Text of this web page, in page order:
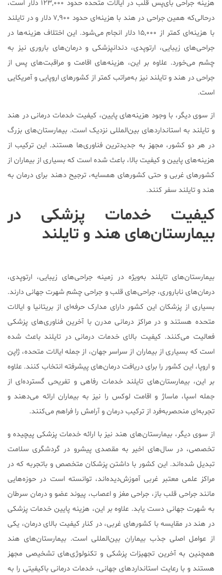
هزینه جراحی بای‌پس قلب در ایالات متحده حدود ۱۲۳,۰۰۰ دلار است،
درحالی‌که همین جراحی در هند با هزینه‌ای حدود ۷,۹۰۰ دلار و در تایلند
با هزینه‌ای کمتر از ۱۵,۰۰۰ دلار انجام می‌شود. این اختلاف هزینه‌ها در
جراحی‌های زیبایی، ارتوپدی، دندانپزشکی و درمان‌های باروری نیز به
چشم می‌خورد. علاوه بر این، هزینه‌های اقامت و مراقبت‌های پس از
جراحی در هند و تایلند نیز به‌مراتب کمتر از کشورهای اروپایی و آمریکایی
است.
از سوی دیگر، با وجود هزینه‌های پایین، کیفیت خدمات درمانی در هند
و تایلند به استانداردهای بین‌المللی نزدیک است. بیمارستان‌های بزرگ
در هر دو کشور، مجهز به جدیدترین فناوری‌ها هستند. این ترکیب از
هزینه‌های پایین و کیفیت بالا، باعث شده است که بسیاری از بیماران از
کشورهای غربی و حتی کشورهای همسایه، ترجیح دهند برای درمان به
هند و تایلند سفر کنند.
کیفیت خدمات پزشکی در
بیمارستان‌های هند و تایلند
بیمارستان‌های تایلند به‌ویژه در زمینه جراحی‌های زیبایی، ارتوپدی،
درمان‌های ناباروری، جراحی‌های قلب و جراحی چشم شهرت جهانی دارند.
بسیاری از پزشکان این کشور دارای مدارک حرفه‌ای از بریتانیا و ایالات
متحده هستند و در مراکز درمانی مدرن با آخرین فناوری‌های پزشکی
فعالیت می‌کنند. کیفیت بالای خدمات درمانی در تایلند باعث شده
است که بسیاری از بیماران از سراسر جهان، از جمله ایالات متحده، ژاپن
و اروپا، این کشور را برای دریافت درمان‌های پیشرفته انتخاب کنند. علاوه
بر این، بیمارستان‌های تایلند خدمات رفاهی و تفریحی گسترده‌ای از
جمله اسپا، ماساژ و اقامت لوکس را نیز به بیماران ارائه می‌دهند و
تجربه‌ای منحصربه‌فرد از ترکیب درمان و آرامش را فراهم می‌کنند.
از سوی دیگر، بیمارستان‌های هند نیز با ارائه خدمات پزشکی پیچیده و
تخصصی، در سال‌های اخیر به مقصدی پیشرو در گردشگری سلامت
تبدیل شده‌اند. این کشور با داشتن پزشکان متخصص و باتجربه که در
مراکز علمی معتبر غربی آموزش‌دیده‌اند، توانسته است در حوزه‌هایی
مانند جراحی قلب باز، جراحی مغز و اعصاب، پیوند عضو و درمان سرطان
به شهرت جهانی دست یابد. علاوه بر این، هزینه پایین خدمات پزشکی
در هند در مقایسه با کشورهای غربی، در کنار کیفیت بالای درمان، یکی
از عوامل اصلی جذب بیماران بین‌المللی است. بیمارستان‌های هند
همچنین به آخرین تجهیزات پزشکی و تکنولوژی‌های تشخیصی مجهز
هستند و با رعایت استانداردهای جهانی، خدمات درمانی باکیفیتی را به